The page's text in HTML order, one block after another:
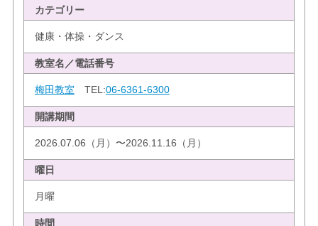
カテゴリー
健康・体操・ダンス
教室名／電話番号
梅田教室 TEL:06-6361-6300
開講期間
2026.07.06（月）〜2026.11.16（月）
曜日
月曜
時間